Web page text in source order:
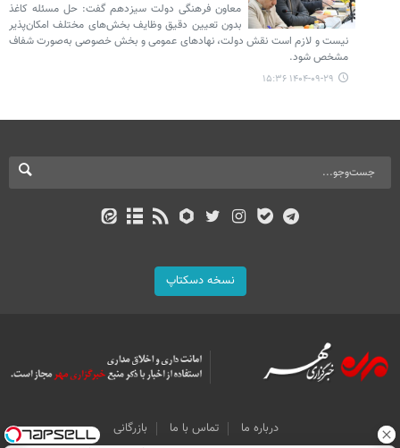
معاون فرهنگی دولت سیزدهم گفت: حل مسئله کاغذ
بدون تعیین دقیق وظایف بخش‌های مختلف امکان‌پذیر
نیست و لازم است نقش دولت، نهادهای عمومی و بخش خصوصی به‌صورت شفاف
مشخص شود.
۱۴۰۴-۰۹-۲۹ ۱۵:۳۶
نسخه دسکتاپ
درباره ما تماس با ما
بازرگانی